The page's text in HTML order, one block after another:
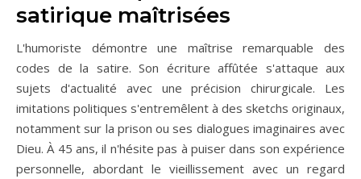
satirique maîtrisées
L'humoriste démontre une maîtrise remarquable des
codes de la satire. Son écriture affûtée s'attaque aux
sujets d'actualité avec une précision chirurgicale. Les
imitations politiques s'entremêlent à des sketchs originaux,
notamment sur la prison ou ses dialogues imaginaires avec
Dieu. À 45 ans, il n'hésite pas à puiser dans son expérience
personnelle, abordant le vieillissement avec un regard